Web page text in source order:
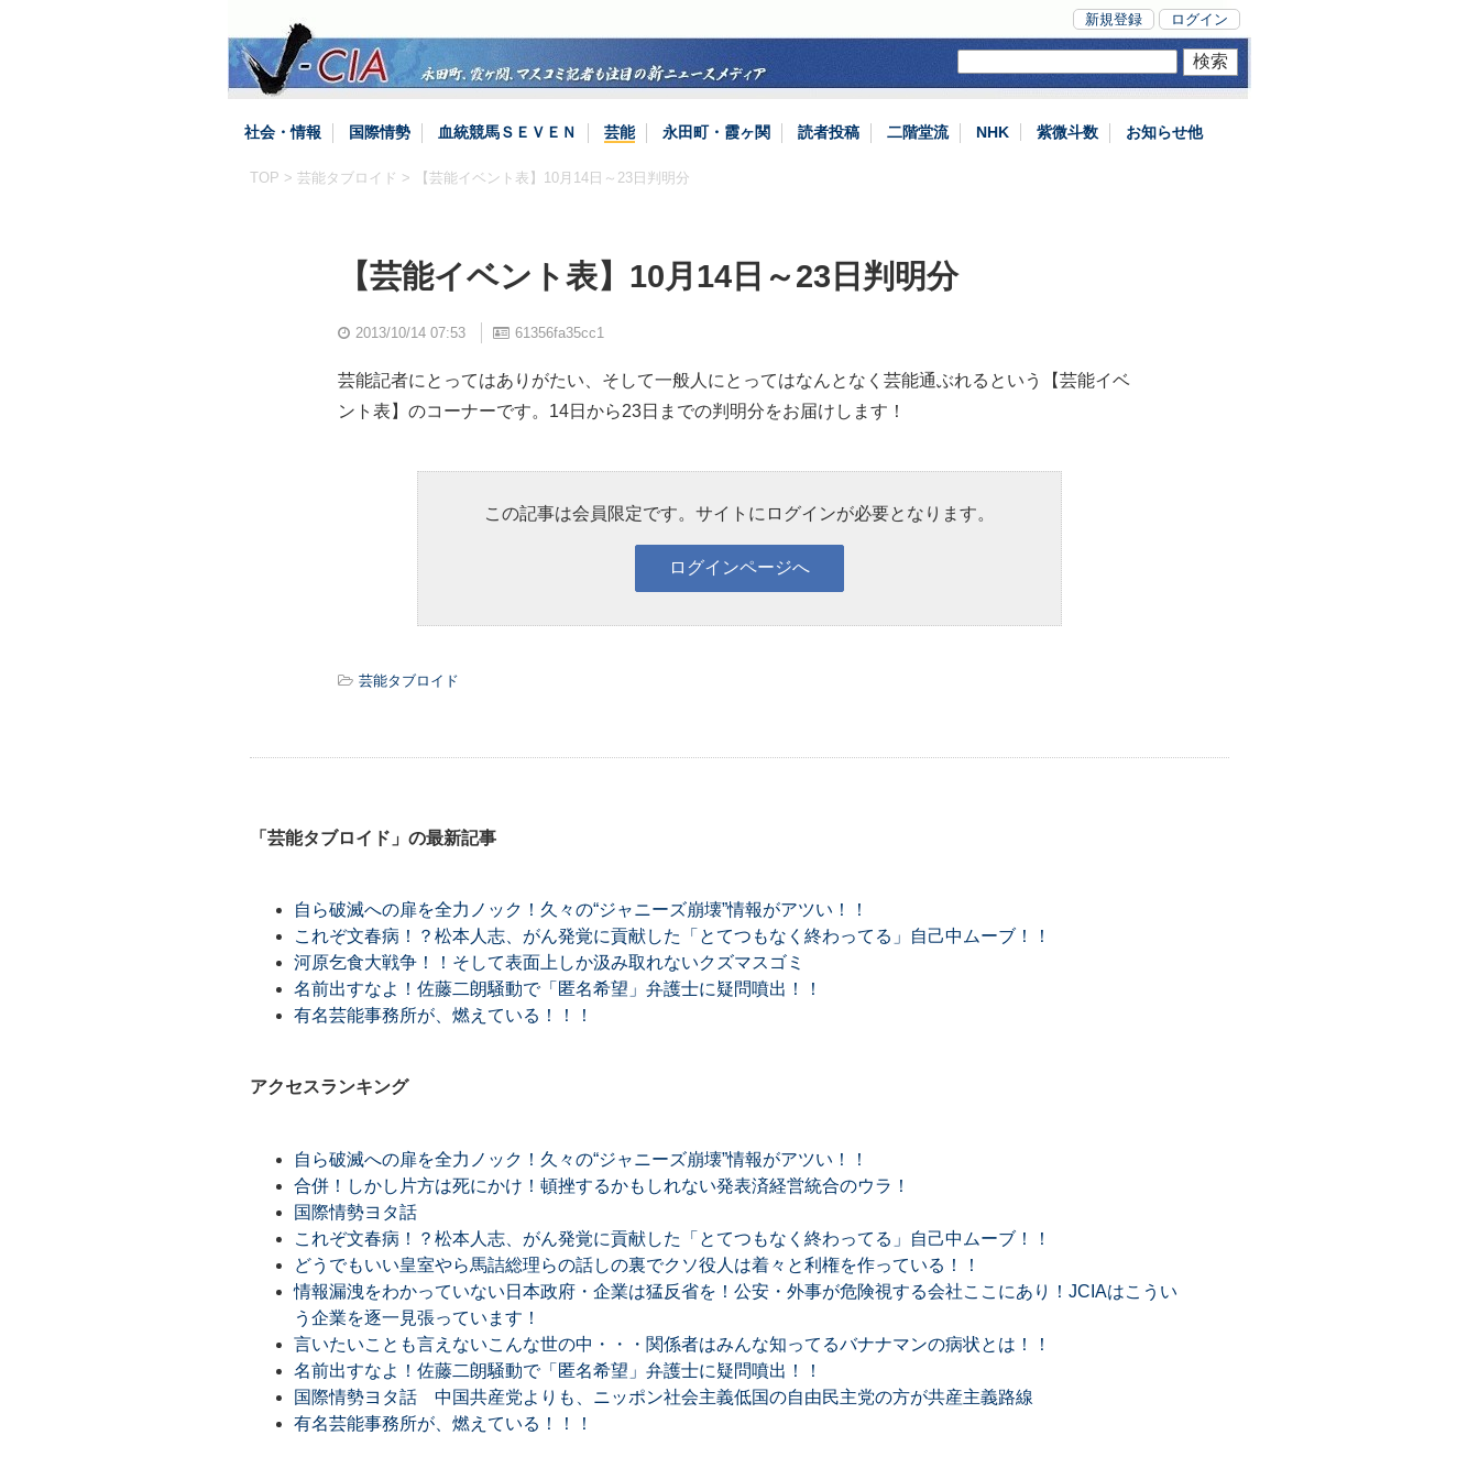
新規登録 ログイン
社会・情報 国際情勢 血統競馬ＳＥＶＥＮ 芸能 永田町・霞ヶ関 読者投稿 二階堂流 NHK 紫微斗数 お知らせ他
TOP > 芸能タブロイド > 【芸能イベント表】10月14日～23日判明分
【芸能イベント表】10月14日～23日判明分
2013/10/14 07:53 61356fa35cc1
芸能記者にとってはありがたい、そして一般人にとってはなんとなく芸能通ぶれるという【芸能イベ
ント表】のコーナーです。14日から23日までの判明分をお届けします！
この記事は会員限定です。サイトにログインが必要となります。
芸能タブロイド
「芸能タブロイド」の最新記事
自ら破滅への扉を全力ノック！久々の“ジャニーズ崩壊”情報がアツい！！
これぞ文春病！？松本人志、がん発覚に貢献した「とてつもなく終わってる」自己中ムーブ！！
河原乞食大戦争！！そして表面上しか汲み取れないクズマスゴミ
名前出すなよ！佐藤二朗騒動で「匿名希望」弁護士に疑問噴出！！
有名芸能事務所が、燃えている！！！
アクセスランキング
自ら破滅への扉を全力ノック！久々の“ジャニーズ崩壊”情報がアツい！！
合併！しかし片方は死にかけ！頓挫するかもしれない発表済経営統合のウラ！
国際情勢ヨタ話
これぞ文春病！？松本人志、がん発覚に貢献した「とてつもなく終わってる」自己中ムーブ！！
どうでもいい皇室やら馬詰総理らの話しの裏でクソ役人は着々と利権を作っている！！
情報漏洩をわかっていない日本政府・企業は猛反省を！公安・外事が危険視する会社ここにあり！JCIAはこうい
う企業を逐一見張っています！
言いたいことも言えないこんな世の中・・・関係者はみんな知ってるバナナマンの病状とは！！
名前出すなよ！佐藤二朗騒動で「匿名希望」弁護士に疑問噴出！！
国際情勢ヨタ話 中国共産党よりも、ニッポン社会主義低国の自由民主党の方が共産主義路線
有名芸能事務所が、燃えている！！！